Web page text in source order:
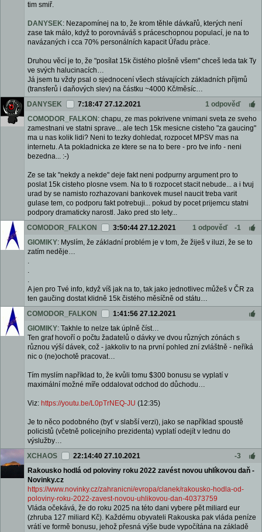
tim smiř.
DANYSEK: Nezapomínej na to, že krom těhle dávkařů, kterých není
zase tak málo, když to porovnáváš s práceschopnou populací, je na to
navázaných i cca 70% personálních kapacit Úřadu pràce.
Druhou věcí je to, že "posílat 15k čistého plošně všem" chceš leda tak Ty
ve svých halucinacích…
Já jsem tu vždy psal o sjednocení všech stávajících základních příjmů
(transferů i daňových slev) na částku ~4000 Kč/měsíc…
DANYSEK
7:18:47 27.12.2021
1 odpověď
COMODOR_FALKON : chapu, ze mas pokrivene vnimani sveta ze sveho
zamestnani ve statni sprave... ale tech 15k mesicne cisteho "za gaucing"
ma u nas kolik lidi? Neni to tezky dohledat, rozpocet MPSV mas na
internetu. A ta pokladnicka ze ktere se na to bere - pro tve info - neni
bezedna... :-)
Ze se tak "nekdy a nekde" deje fakt neni podpurny argument pro to
poslat 15k cisteho plosne vsem. Na to ti rozpocet stacit nebude... a i tvuj
urad by se namisto rozhazovani bankovek musel naucit treba varit
gulase tem, co podporu fakt potrebuji... pokud by pocet prijemcu statni
podpory dramaticky narostl. Jako pred sto lety...
COMODOR_FALKON
3:50:44 27.12.2021 1 odpověď
-1
GIOMIKY: Myslím, že základní problém je v tom, že žiješ v iluzi, že se to
zatím neděje…
.
.
.
A jen pro Tvé info, když víš jak na to, tak jako jednotlivec můžeš v ČR za
ten gaučing dostat klidně 15k čistého měsíčně od státu…
COMODOR_FALKON
1:41:56 27.12.2021
GIOMIKY: Takhle to nelze tak úplně číst…
Ten graf hovoří o počtu žadatelů o dávky ve dvou různých zónách s
různou výší dávek, což - jakkoliv to na první pohled zní zvláštně - neříká
nic o (ne)ochotě pracovat…
Tím myslím například to, že kvůli tomu $300 bonusu se vyplatí v
maximální možné míře oddalovat odchod do důchodu…
Viz: https://youtu.be/L0pTrNEQ-JU (12:35)
Je to něco podobného (byť v slabší verzi), jako se například spoustě
policistů (včetně policejního prezidenta) vyplatí odejít v lednu do
výslužby…
XCHAOS
22:14:40 27.10.2021
-3
Rakousko hodlá od poloviny roku 2022 zavést novou uhlíkovou daň -
Novinky.cz
https://www.novinky.cz/zahranicni/evropa/clanek/rakousko-hod la-od-
poloviny-roku-2022-zavest-novou-uh likovou-dan-40373759
Vláda očekává, že do roku 2025 na této dani vybere pět miliard eur
(zhruba 127 miliard Kč). Každému obyvateli Rakouska pak vláda peníze
vrátí ve formě bonusu, jehož přesná výše bude vypočítána na základě